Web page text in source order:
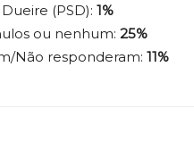
(PSD): 1%
ou nenhum: 25%
Não responderam: 11%